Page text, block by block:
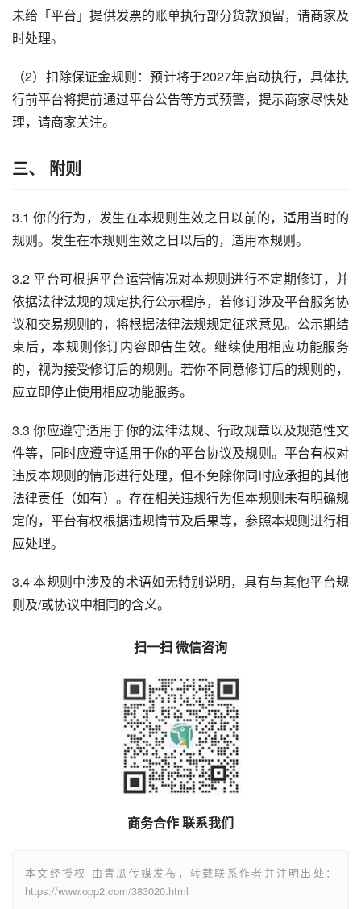
未给「平台」提供发票的账单执行部分货款预留，请商家及
时处理。
（2）扣除保证金规则：预计将于2027年启动执行，具体执
行前平台将提前通过平台公告等方式预警，提示商家尽快处
理，请商家关注。
三、 附则
3.1 你的行为，发生在本规则生效之日以前的，适用当时的
规则。发生在本规则生效之日以后的，适用本规则。
3.2 平台可根据平台运营情况对本规则进行不定期修订，并
依据法律法规的规定执行公示程序，若修订涉及平台服务协
议和交易规则的，将根据法律法规规定征求意见。公示期结
束后，本规则修订内容即告生效。继续使用相应功能服务
的，视为接受修订后的规则。若你不同意修订后的规则的，
应立即停止使用相应功能服务。
3.3 你应遵守适用于你的法律法规、行政规章以及规范性文
件等，同时应遵守适用于你的平台协议及规则。平台有权对
违反本规则的情形进行处理，但不免除你同时应承担的其他
法律责任（如有）。存在相关违规行为但本规则未有明确规
定的，平台有权根据违规情节及后果等，参照本规则进行相
应处理。
3.4 本规则中涉及的术语如无特别说明，具有与其他平台规
则及/或协议中相同的含义。
扫一扫 微信咨询
商务合作 联系我们
本文经授权 由青瓜传媒发布，转载联系作者并注明出处：
https://www.opp2.com/383020.html